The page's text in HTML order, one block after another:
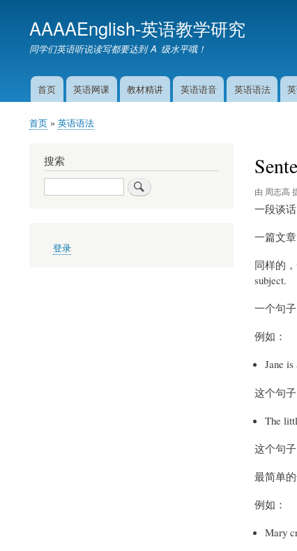
AAAAEnglish-英语教学研究
同学们英语听说读写都要达到 A 级水平哦！
航
首页 英语网课 教材精讲 英语语音 英语语法
面
首页 英语语法
由 周志高
一段谈
一篇文
同样的
subject.
一个句
例如：
Jane is
这个句子
The
这个句子
最简单
例如：
Mary
搜索
搜
索
户登录